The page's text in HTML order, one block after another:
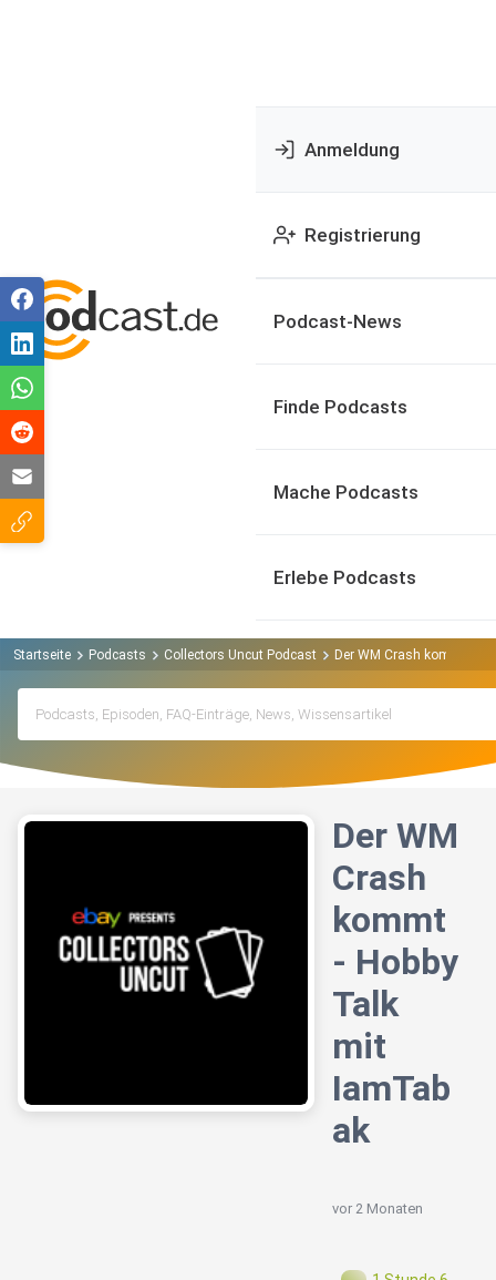
Anmeldung
Registrierung
Podcast-News
Finde Podcasts
Mache Podcasts
Erlebe Podcasts
Startseite Podcasts Collectors Uncut Podcast Der WM Crash kommt -
Der WM
Crash
kommt
- Hobby
Talk
mit
IamTab
ak
vor 2 Monaten